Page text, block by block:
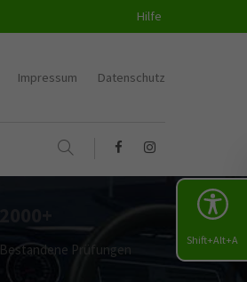
Hilfe
Impressum Datenschutz
Bestandene Prüfungen
Shift+Alt+A